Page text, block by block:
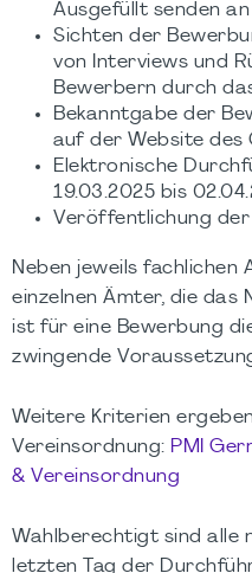
Ausgefüllt senden an
Sichten der
von Interviews und
Bewerbern durch
Bekanntgabe der
auf der Website des
Elektronische
19.03.2025 bis
Veröffentlichung der
Neben jeweils
einzelnen Ämter, die das
ist für eine Bewerbung
zwingende
Weitere Kriterien
Vereinsordnung: PMI
& Vereinsordnung
Wahlberechtigt sind alle
letzten Tag der